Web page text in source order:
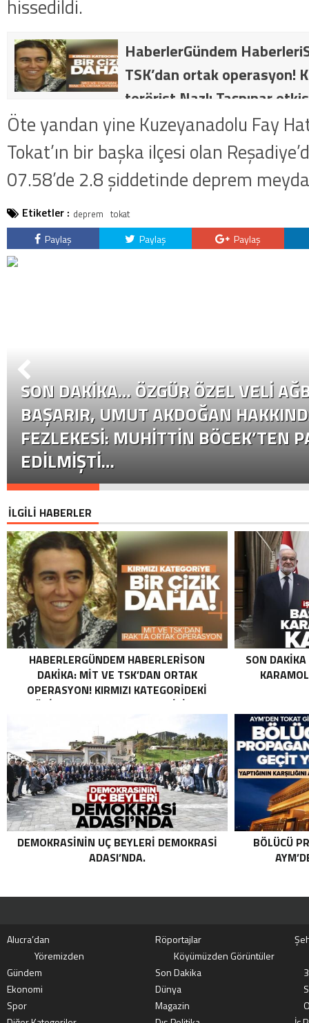
hissedildi.
HaberlerGündem
TSK’dan ortak operasyon!
terörist Nazlı Taşpınar
dakika: MİT ve TSK’dan
kategorideki terörist Nazlı
getirildi .
Öte yandan yine Kuzeyanadolu Fay
Tokat’ın bir başka ilçesi olan
07.58’de 2.8 şiddetinde deprem
Etiketler : deprem tokat
Paylaş Paylaş Paylaş
SON DAKİKA… ÖZGÜR ÖZEL VELI
BAŞARIR, UMUT AKDOĞAN
FEZLEKESI: MUHITTIN BÖCEK’TEN
EDILMIŞTI…
İLGİLİ HABERLER
HABERLERGÜNDEM HABERLERISON
DAKIKA: MİT VE TSK’DAN ORTAK
OPERASYON! KIRMIZI KATEGORIDEKI
TERÖRIST NAZLI TAŞPINAR ETKISIZ HALE
ORTAK OPERASYON! KIRMIZI
KATEGORIDEKI TERÖRIST NAZLI
TAŞPINAR ETKISIZ HALE GETIRILDI .
SON
DEMOKRASININ UÇ BEYLERI DEMOKRASI
ADASI’NDA.
BÖLÜCÜ
Alucra’dan Röportajlar
Yöremizden
Köyümüzden Görüntüler
Gündem
Son Dakika
Ekonomi
Dünya
Spor
Magazin